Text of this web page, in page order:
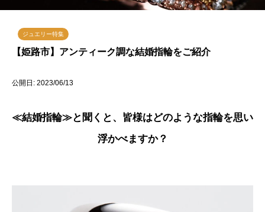
ジュエリー特集
【姫路市】アンティーク調な結婚指輪をご紹介
公開日: 2023/06/13
≪結婚指輪≫と聞くと、皆様はどのような指輪を思い
浮かべますか？